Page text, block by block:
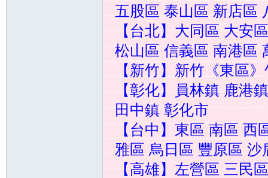
五股區 泰山區 新店區
【台北】大同區 大安
松山區 信義區 南港區
【新竹】新竹《東區
【彰化】員林鎮 鹿港
田中鎮 彰化市
【台中】東區 南區
雅區 烏日區 豐原區 沙
【高雄】左營區 三民